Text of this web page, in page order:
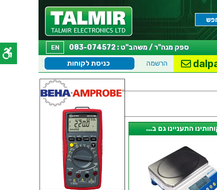
EN
ספק מנה"ר / משהב"ט : 083-074572
כניסת לקוחות הרשמה
התעניינו גם ב...